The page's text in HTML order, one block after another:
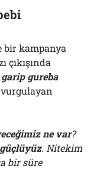
bir kampanya
çıkışında
gureba
ne var?
. Nitekim
bir süre